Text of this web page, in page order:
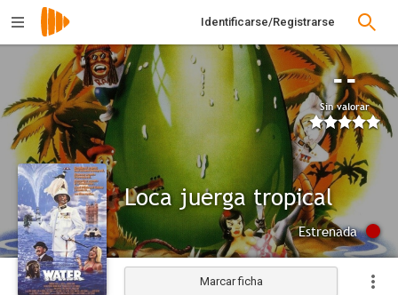
Identificarse/Registrarse
--
Sin valorar
Loca juerga tropical
Estrenada
Marcar ficha